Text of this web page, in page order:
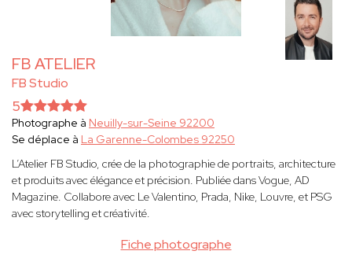
FB ATELIER
FB Studio
Fiche photographe
5
Photographe à Neuilly-sur-Seine 92200
Se déplace à La Garenne-Colombes 92250
L’Atelier FB Studio, crée de la photographie de portraits, architecture
et produits avec élégance et précision. Publiée dans Vogue, AD
Magazine. Collabore avec Le Valentino, Prada, Nike, Louvre, et PSG
avec storytelling et créativité.